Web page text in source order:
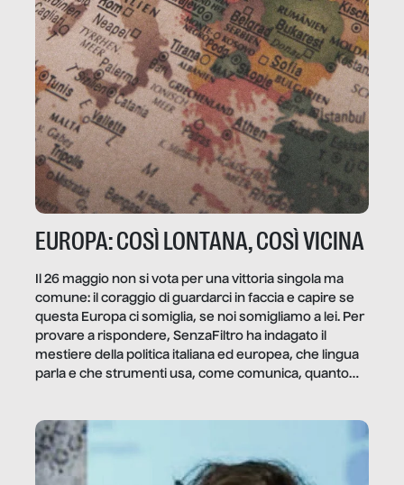
EUROPA: COSÌ LONTANA, COSÌ VICINA
Il 26 maggio non si vota per una vittoria singola ma
comune: il coraggio di guardarci in faccia e capire se
questa Europa ci somiglia, se noi somigliamo a lei. Per
provare a rispondere, SenzaFiltro ha indagato il
mestiere della politica italiana ed europea, che lingua
parla e che strumenti usa, come comunica, quanto